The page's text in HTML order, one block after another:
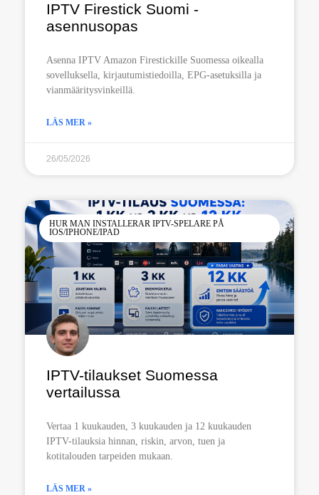
IPTV Firestick Suomi -
asennusopas
Asenna IPTV Amazon Firestickille Suomessa oikealla
sovelluksella, kirjautumistiedoilla, EPG-asetuksilla ja
vianmääritysvinkeillä.
LÄS MER »
26/05/2026
HUR MAN INSTALLERAR IPTV-SPELARE PÅ
IOS/IPHONE/IPAD
IPTV-tilaukset Suomessa
vertailussa
Vertaa 1 kuukauden, 3 kuukauden ja 12 kuukauden
IPTV-tilauksia hinnan, riskin, arvon, tuen ja
kotitalouden tarpeiden mukaan.
LÄS MER »